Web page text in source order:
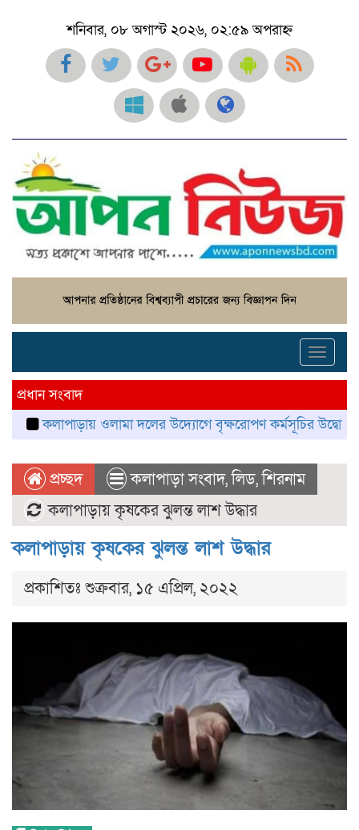
শনিবার, ০৮ অগাস্ট ২০২৬, ০২:৫৯ অপরাহ্ন
প্রধান সংবাদ
ওলামা দলের উদ্যোগে বৃক্ষরোপণ কর্মসূচির উদ্বোধন
প্রচ্ছদ কলাপাড়া সংবাদ,লিড,শিরনাম
কলাপাড়ায় কৃষকের ঝুলন্ত লাশ উদ্ধার
কলাপাড়ায় কৃষকের ঝুলন্ত লাশ উদ্ধার
প্রকাশিতঃ শুক্রবার, ১৫ এপ্রিল, ২০২২